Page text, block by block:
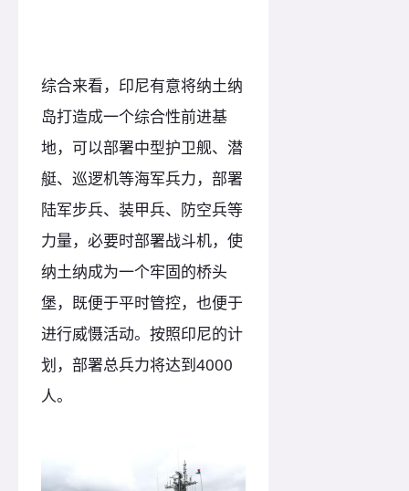
综合来看，印尼有意将纳土纳
岛打造成一个综合性前进基
地，可以部署中型护卫舰、潜
艇、巡逻机等海军兵力，部署
陆军步兵、装甲兵、防空兵等
力量，必要时部署战斗机，使
纳土纳成为一个牢固的桥头
堡，既便于平时管控，也便于
进行威慑活动。按照印尼的计
划，部署总兵力将达到4000
人。